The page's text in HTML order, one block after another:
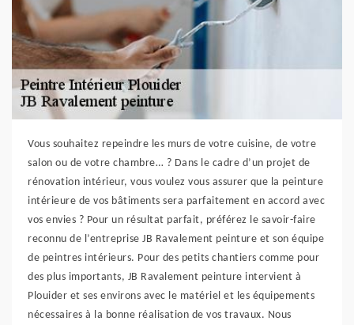
Vous souhaitez repeindre les murs de votre cuisine, de votre
salon ou de votre chambre… ? Dans le cadre d’un projet de
rénovation intérieur, vous voulez vous assurer que la peinture
intérieure de vos bâtiments sera parfaitement en accord avec
vos envies ? Pour un résultat parfait, préférez le savoir-faire
reconnu de l’entreprise JB Ravalement peinture et son équipe
de peintres intérieurs. Pour des petits chantiers comme pour
des plus importants, JB Ravalement peinture intervient à
Plouider et ses environs avec le matériel et les équipements
nécessaires à la bonne réalisation de vos travaux. Nous